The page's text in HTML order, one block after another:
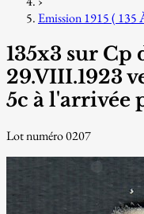
Emission 1915 ( 135
135x3 sur Cp
29.VIII.1923
5c à l'arrivée
Lot numéro 0207